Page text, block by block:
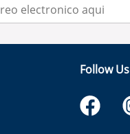
Follow Us